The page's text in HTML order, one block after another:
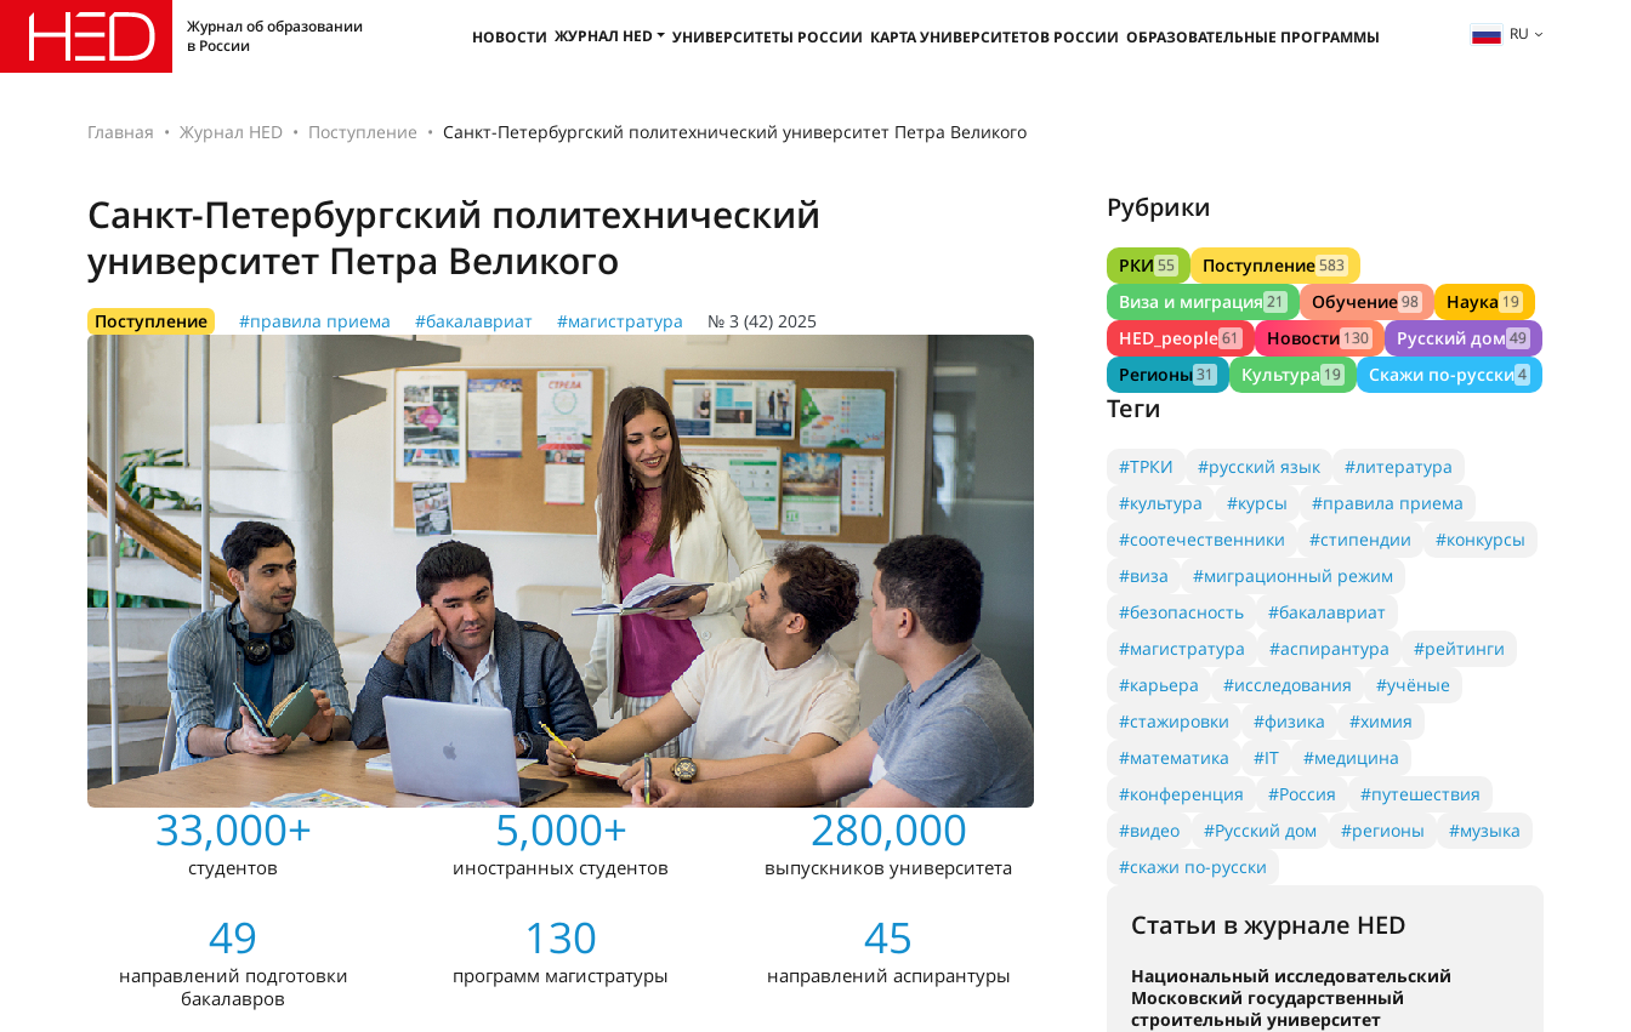
Журнал об образовании
в России
НОВОСТИ ЖУРНАЛ HED УНИВЕРСИТЕТЫ РОССИИ КАРТА УНИВЕРСИТЕТОВ РОССИИ ОБРАЗОВАТЕЛЬНЫЕ ПРОГРАММЫ RU
Главная Журнал HED Поступление Санкт-Петербургский политехнический университет Петра Великого
Санкт-Петербургский политехнический
университет Петра Великого
Поступление #правила приема #бакалавриат #магистратура № 3 (42) 2025
33,000+
студентов
5,000+
иностранных студентов
280,000
выпускников университета
49
направлений подготовки
бакалавров
130
программ магистратуры
45
направлений аспирантуры
Рубрики
РКИ 55 Поступление583
Виза и миграция 21 Обучение98 Наука 19
HED_people61 Новости 130 Русский дом 49
Регионы31 Культура 19 Скажи по-русски4
Теги
#ТРКИ #русский язык
#литература
#культура
#курсы
#правила приема
#соотечественники
#стипендии
#конкурсы
#виза
#миграционный режим
#безопасность
#бакалавриат
#магистратура
#аспирантура
#рейтинги
#карьера
#исследования
#учёные
#стажировки
#физика
#химия
#математика
#IT
#медицина
#конференция
#Россия
#путешествия
#видео
#Русский дом #регионы
#музыка
#скажи по-русски
Статьи в журнале HED
Национальный исследовательский
Московский государственный
строительный университет